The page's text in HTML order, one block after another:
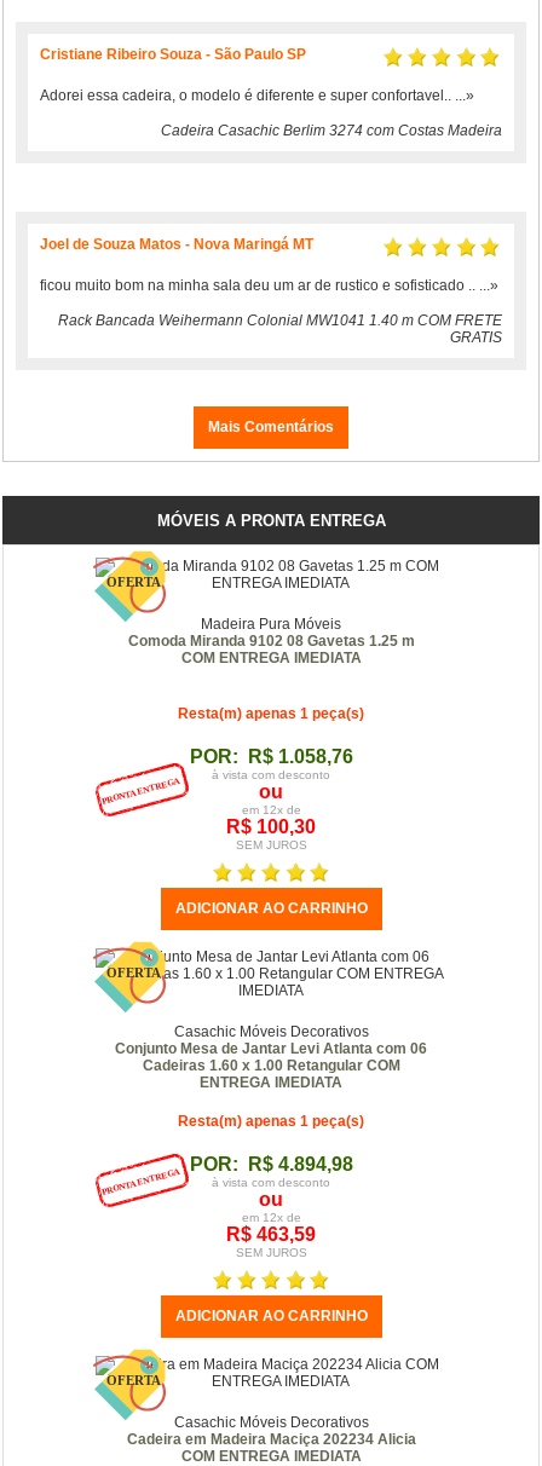
Cristiane Ribeiro Souza - São Paulo SP
Adorei essa cadeira, o modelo é diferente e super confortavel.. ...»
Cadeira Casachic Berlim 3274 com Costas Madeira
Joel de Souza Matos - Nova Maringá MT
ficou muito bom na minha sala deu um ar de rustico e sofisticado .. ...»
Rack Bancada Weihermann Colonial MW1041 1.40 m COM FRETE
GRATIS
MÓVEIS A PRONTA ENTREGA
Madeira Pura Móveis
Comoda Miranda 9102 08 Gavetas 1.25 m
COM ENTREGA IMEDIATA
Resta(m) apenas 1 peça(s)
POR: R$ 1.058,76
à vista com desconto
ou
em 12x de
R$ 100,30
SEM JUROS
Casachic Móveis Decorativos
Conjunto Mesa de Jantar Levi Atlanta com 06
Cadeiras 1.60 x 1.00 Retangular COM
ENTREGA IMEDIATA
Resta(m) apenas 1 peça(s)
POR: R$ 4.894,98
à vista com desconto
ou
em 12x de
R$ 463,59
SEM JUROS
Casachic Móveis Decorativos
Cadeira em Madeira Maciça 202234 Alicia
COM ENTREGA IMEDIATA